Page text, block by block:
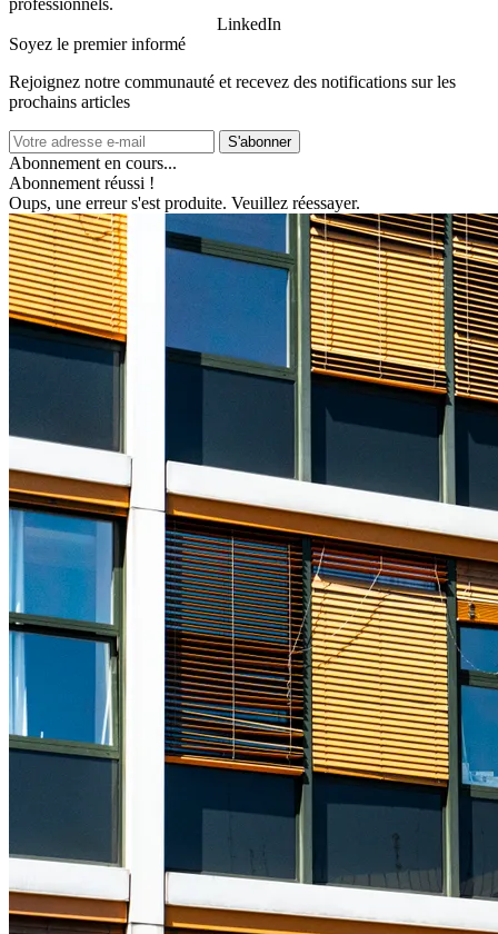
professionnels.
LinkedIn
Soyez le premier informé
Rejoignez notre communauté et recevez des notifications sur les
prochains articles
S'abonner
Abonnement en cours...
Abonnement réussi !
Oups, une erreur s'est produite. Veuillez réessayer.